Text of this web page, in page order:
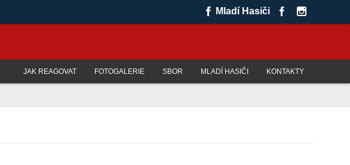
Mladí Hasiči
KONTAKTY
MLADÍ HASIČI
SBOR
FOTOGALERIE
JAK REAGOVAT